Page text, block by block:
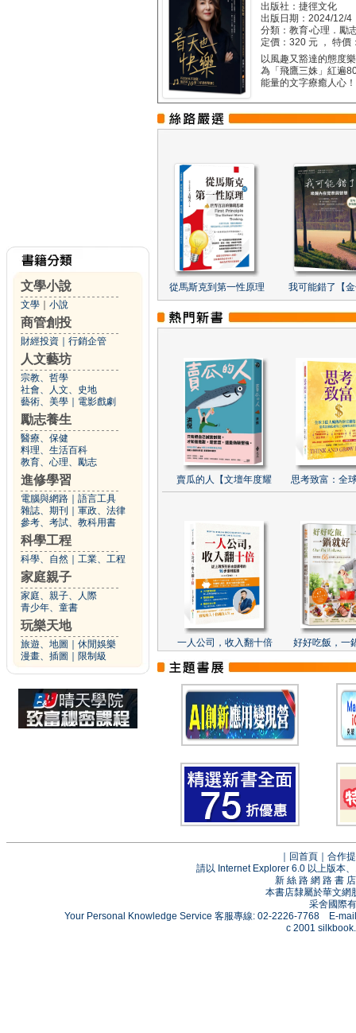
文學小說
文學 小說
商管創投
財經投資 行銷企管
人文藝坊
宗教、哲學
社會、人文、史地
藝術、美學
電影戲劇
勵志養生
醫療、保健
料理、生活百科
教育、心理、勵志
進修學習
電腦與網路
語言工具
雜誌、期刊
軍政、法律
參考、考試、教科用書
科學工程
科學、自然 工業、工程
家庭親子
家庭、親子、人際
青少年、童書
玩樂天地
旅遊、地圖
休閒娛樂
漫畫、插圖
限制級
出版社：捷徑文化
出版日期：2024/12/4
分類：教育‧心理．勵
定價：320 元 ， 特價
以風趣又豁達的態度
為「飛鷹三姝」紅遍
能量的文字療癒人心
從馬斯克到第一性原理 我可能錯了【
賣瓜的人【文壇年度耀 思考致富：全
一人公司，收入翻十倍 好好吃飯，一
回首頁
合作
請以 Internet Explorer 6.0 以上版本
新 絲 路 網 路 書
本書店隸屬於華文網
采舍國際
Your Personal Knowledge Service 客服專線: 02-2226-7768 E-
c 2001